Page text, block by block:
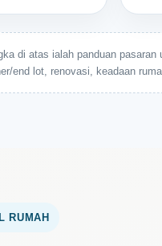
di atas ialah panduan
end lot, renovasi, keadaan
RUMAH